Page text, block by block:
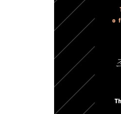
만만찮은 공양왕
고려를 지키려는 자
정몽주의 반격
제5장 역성혁명
위기의 이성계
선죽교의 피
고려 멸망 카운트다운
이성계, 왕이 되다